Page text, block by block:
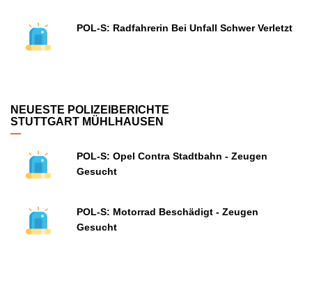
POL-S: Radfahrerin Bei Unfall Schwer Verletzt
NEUESTE POLIZEIBERICHTE
STUTTGART MÜHLHAUSEN
POL-S: Opel Contra Stadtbahn - Zeugen
Gesucht
POL-S: Motorrad Beschädigt - Zeugen
Gesucht